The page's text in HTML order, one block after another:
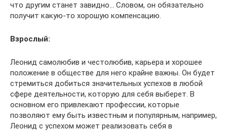
что другим станет завидно… Словом, он обязательно
получит какую-то хорошую компенсацию.
Взрослый:
Леонид самолюбив и честолюбив, карьера и хорошее
положение в обществе для него крайне важны. Он будет
стремиться добиться значительных успехов в любой
сфере деятельности, которую для себя выберет. В
основном его привлекают профессии, которые
позволяют ему быть известным и популярным, например,
Леонид с успехом может реализовать себя в